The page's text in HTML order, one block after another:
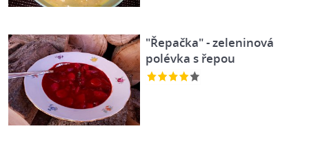
"Řepačka" - zeleninová
polévka s řepou